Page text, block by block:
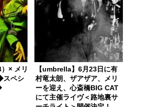
× メリ
スペシ
【umbrella】6月23日に有
村竜太朗、ザアザア、メリ
ーを迎え、心斎橋BIG CAT
にて主催ライヴ＜路地裏サ